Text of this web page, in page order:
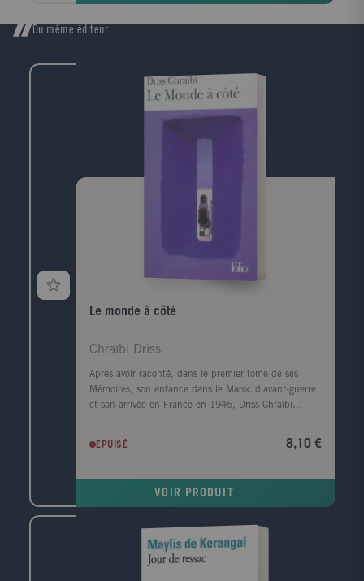
se brasse l'argent ? A la Bourse ! Dans Jésus-Christ en
L'évêque et la vieille dame s'élancent. La pécheresse
et le soldat suivent. Dieu, dans les vagues et le noir, y
reconnaîtra certainement les siens...
Du même éditeur
Le monde à côté
Chraïbi Driss
Après avoir raconté, dans le premier tome de ses
Mémoires, son enfance dans le Maroc d'avant-guerre
et son arrivée en France en 1945, Driss Chraïbi
l'Alsace, et s'y installe avec sa femme dans une sorte
communauté maghrébine trouve en lui l'une de ses
ensuite les années France Culture, les années
canadiennes, les années à l'Ile d'Yeu, les amis et les
rencontres (François Mitterrand, Lucien Bodard...),
EPUISÉ 8,10 €
VOIR PRODUIT